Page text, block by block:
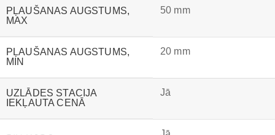
PĻAUŠANAS AUGSTUMS,
MAX
50 mm
PĻAUŠANAS AUGSTUMS,
MIN
20 mm
UZLĀDES STACIJA
IEKĻAUTA CENĀ
Jā